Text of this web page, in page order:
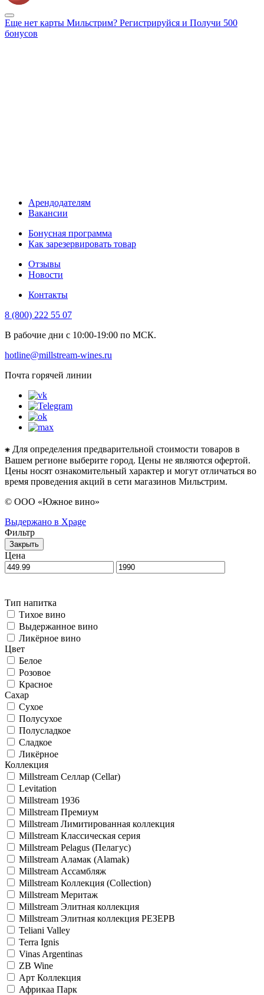
Еще нет карты Мильстрим? Регистрируйся и Получи 500
бонусов
Арендодателям
Вакансии
Бонусная программа
Как зарезервировать товар
Отзывы
Новости
Контакты
8 (800) 222 55 07
В рабочие дни с 10:00-19:00 по МСК.
hotline@millstream-wines.ru
Почта горячей линии
⁕ Для определения предварительной стоимости товаров в
Вашем регионе выберите город. Цены не являются офертой.
Цены носят ознакомительный характер и могут отличаться во
время проведения акций в сети магазинов Мильстрим.
© ООО «Южное вино»
Выдержано в Xpage
Фильтр
Закрыть
Цена
Тип напитка
Тихое вино
Выдержанное вино
Ликёрное вино
Цвет
Белое
Розовое
Красное
Сахар
Сухое
Полусухое
Полусладкое
Сладкое
Ликёрное
Коллекция
Millstream Селлар (Cellar)
Levitation
Millstream 1936
Millstream Премиум
Millstream Лимитированная коллекция
Millstream Классическая серия
Millstream Pelagus (Пелагус)
Millstream Аламак (Alamak)
Millstream Ассамбляж
Millstream Коллекция (Collection)
Millstream Меритаж
Millstream Элитная коллекция
Millstream Элитная коллекция РЕЗЕРВ
Teliani Valley
Terra Ignis
Vinas Argentinas
ZB Wine
Арт Коллекция
Африкаа Парк